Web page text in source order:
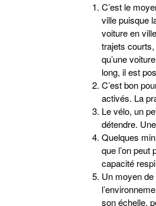
C’est le
ville puisque
voiture en
trajets
qu’une
long, il est
C’est bon
activés. La
Le vélo, un
détendre.
Quelques
que l’on
capacité
Un moyen
son échelle,